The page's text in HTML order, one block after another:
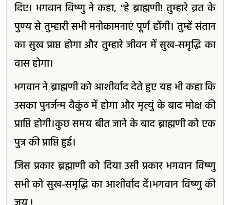
दिए। भगवान विष्णु ने कहा, "हे ब्राह्मणी! तुम्हारे व्रत के
पुण्य से तुम्हारी सभी मनोकामनाएं पूर्ण होंगी। तुम्हें संतान
का सुख प्राप्त होगा और तुम्हारे जीवन में सुख-समृद्धि का
वास होगा।
भगवान ने ब्राह्मणी को आशीर्वाद देते हुए यह भी कहा कि
उसका पुनर्जन्म वैकुंठ में होगा और मृत्युं के बाद मोक्ष की
प्राप्ति होगी।कुछ समय बीत जाने के बाद ब्राह्मणी को एक
पुत्र की प्राप्ति हुई।
जिस प्रकार ब्रह्माणी को दिया उसी प्रकार भगवान विष्णु
सभी को सुख-समृद्धि का आशीर्वाद दें।भगवान विष्णु की